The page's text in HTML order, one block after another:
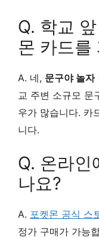
Q. 학교
몬 카드를
A. 네, 문구야 놀자
교 주변 소규모 문
우가 많습니다. 카
니다.
Q. 온라인
나요?
A. 포켓몬 공식 스
정가 구매가 가능